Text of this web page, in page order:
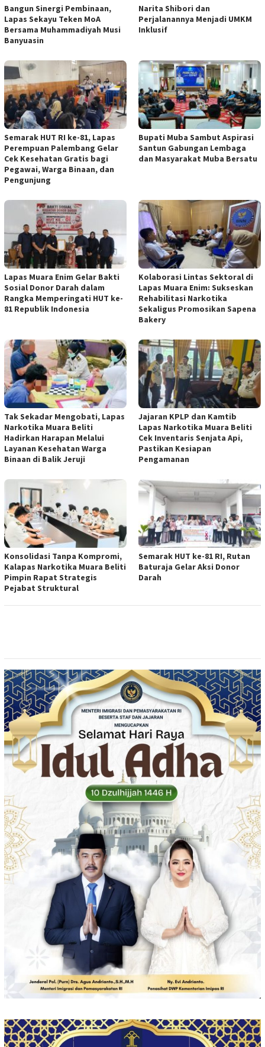
Bangun Sinergi Pembinaan,
Lapas Sekayu Teken MoA
Bersama Muhammadiyah Musi
Banyuasin
Narita Shibori dan
Perjalanannya Menjadi UMKM
Inklusif
Semarak HUT RI ke-81, Lapas
Perempuan Palembang Gelar
Cek Kesehatan Gratis bagi
Pegawai, Warga Binaan, dan
Pengunjung
Bupati Muba Sambut Aspirasi
Santun Gabungan Lembaga
dan Masyarakat Muba Bersatu
Lapas Muara Enim Gelar Bakti
Sosial Donor Darah dalam
Rangka Memperingati HUT ke-
81 Republik Indonesia
Kolaborasi Lintas Sektoral di
Lapas Muara Enim: Sukseskan
Rehabilitasi Narkotika
Sekaligus Promosikan Sapena
Bakery
Tak Sekadar Mengobati, Lapas
Narkotika Muara Beliti
Hadirkan Harapan Melalui
Layanan Kesehatan Warga
Binaan di Balik Jeruji
Jajaran KPLP dan Kamtib
Lapas Narkotika Muara Beliti
Cek Inventaris Senjata Api,
Pastikan Kesiapan
Pengamanan
Konsolidasi Tanpa Kompromi,
Kalapas Narkotika Muara Beliti
Pimpin Rapat Strategis
Pejabat Struktural
Semarak HUT ke-81 RI, Rutan
Baturaja Gelar Aksi Donor
Darah